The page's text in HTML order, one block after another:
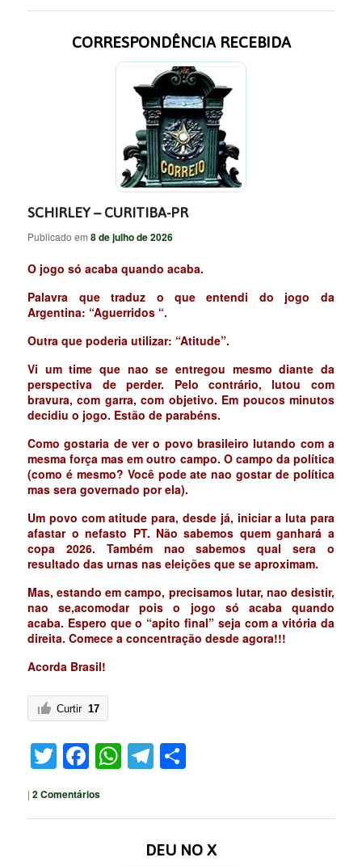
CORRESPONDÊNCIA RECEBIDA
SCHIRLEY – CURITIBA-PR
Publicado em8 de julho de 2026
O jogo só acaba quando acaba.
Palavra que traduz o que entendi do jogo da
Argentina: “Aguerridos “.
Outra que poderia utilizar: “Atitude”.
Vi um time que nao se entregou mesmo diante da
perspectiva de perder. Pelo contrário, lutou com
bravura, com garra, com objetivo. Em poucos minutos
decidiu o jogo. Estão de parabéns.
Como gostaria de ver o povo brasileiro lutando com a
mesma força mas em outro campo. O campo da política
(como é mesmo? Você pode ate nao gostar de política
mas sera governado por ela).
Um povo com atitude para, desde já, iniciar a luta para
afastar o nefasto PT. Não sabemos quem ganhará a
copa 2026. Também nao sabemos qual sera o
resultado das urnas nas eleições que se aproximam.
Mas, estando em campo, precisamos lutar, nao desistir,
nao se,acomodar pois o jogo só acaba quando
acaba. Espero que o “apito final” seja com a vitória da
direita.Comece a concentração desde agora!!!
Acorda Brasil!
Curtir 17
Twitter
Facebook
WhatsApp
Telegram
|2Comentários
DEU NO X